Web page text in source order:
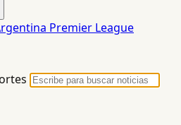
Premier League